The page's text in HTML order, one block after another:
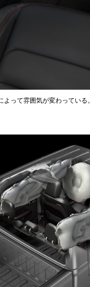
って雰囲気が変わっている。